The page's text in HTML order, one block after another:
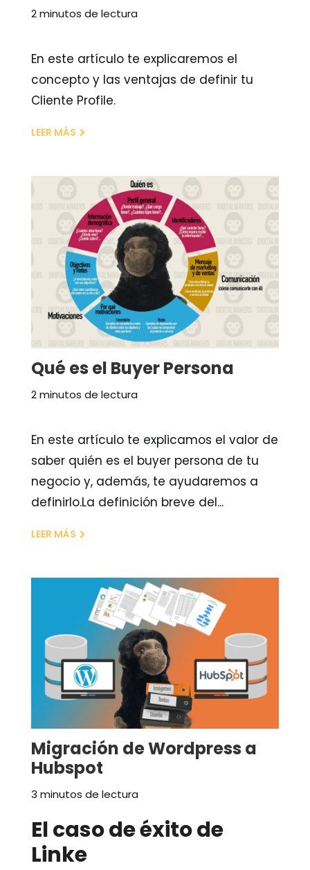
2 minutos de lectura
En este artículo te explicaremos el
concepto y las ventajas de definir tu
Cliente Profile.
LEER MÁS
Qué es el Buyer Persona
2 minutos de lectura
En este artículo te explicamos el valor de
saber quién es el buyer persona de tu
negocio y, además, te ayudaremos a
definirlo.La definición breve del...
LEER MÁS
Migración de Wordpress a
Hubspot
3 minutos de lectura
El caso de éxito de
Linke